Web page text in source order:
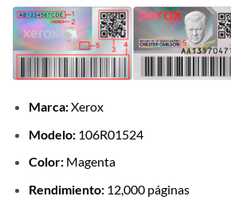
Marca:Xerox
Modelo:106R01524
Color:Magenta
Rendimiento:12,000 páginas